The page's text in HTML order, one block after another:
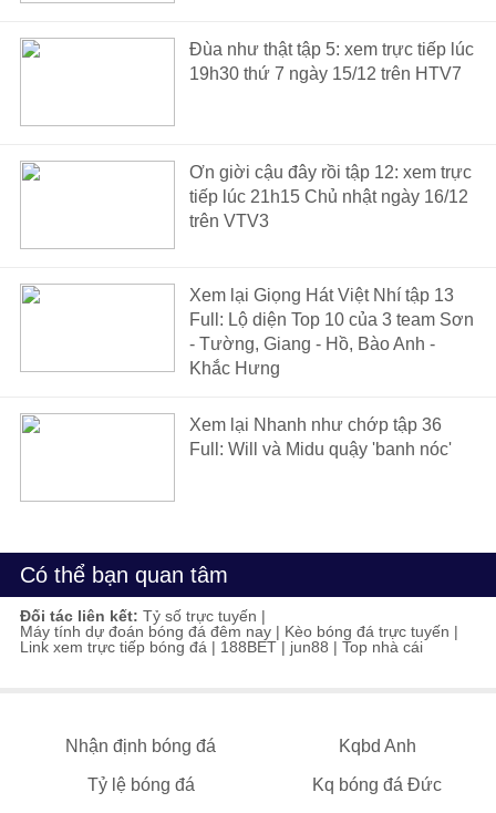
Đùa như thật tập 5: xem trực tiếp lúc
19h30 thứ 7 ngày 15/12 trên HTV7
Ơn giời cậu đây rồi tập 12: xem trực
tiếp lúc 21h15 Chủ nhật ngày 16/12
trên VTV3
Xem lại Giọng Hát Việt Nhí tập 13
Full: Lộ diện Top 10 của 3 team Sơn
- Tường, Giang - Hồ, Bào Anh -
Khắc Hưng
Xem lại Nhanh như chớp tập 36
Full: Will và Midu quậy 'banh nóc'
Có thể bạn quan tâm
Đối tác liên kết: Tỷ số trực tuyến |
Máy tính dự đoán bóng đá đêm nay | Kèo bóng đá trực tuyến |
Link xem trực tiếp bóng đá | 188BET | jun88 | Top nhà cái
Nhận định bóng đá Kqbd Anh
Tỷ lệ bóng đá Kq bóng đá Đức